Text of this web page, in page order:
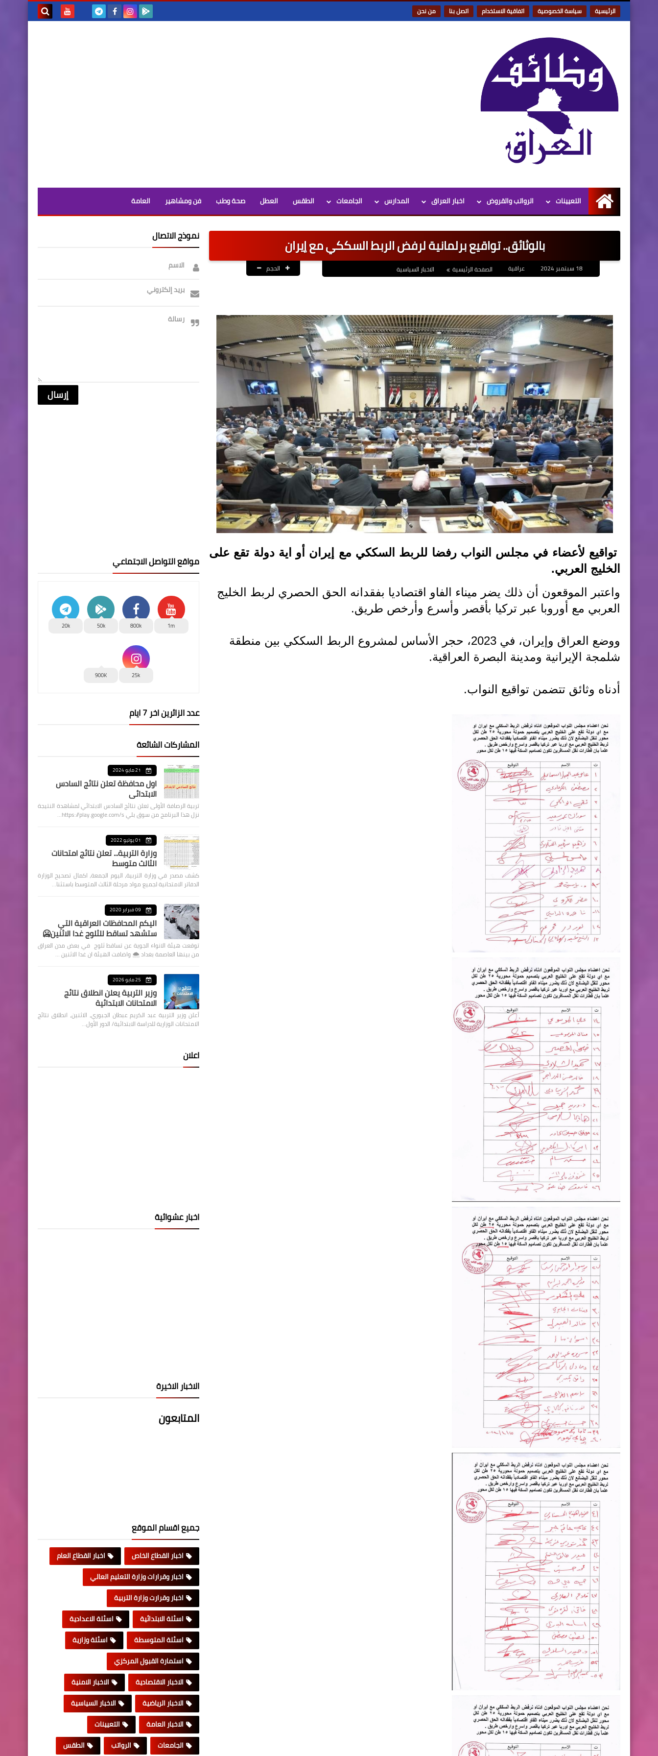
الرئيسية سياسة الخصوصية اتفاقية الاستخدام اتصل بنا من نحن
الرئيسية
التعيينات الرواتب والقروض اخبار العراق المدارس الجامعات الطقس العطل صحة وطب فن ومشاهير العامة
بالوثائق.. تواقيع برلمانية لرفض الربط السككي مع إيران
عراقية الصفحة الرئيسية الاخبار السياسية الحجم
تواقيع لأعضاء في مجلس النواب رفضا للربط السككي مع إيران أو اية دولة تقع على
الخليج العربي.
واعتبر الموقعون أن ذلك يضر ميناء الفاو اقتصاديا بفقدانه الحق الحصري لربط الخليج
العربي مع أوروبا عبر تركيا بأقصر وأسرع وأرخص طريق.
ووضع العراق وإيران، في 2023، حجر الأساس لمشروع الربط السككي بين منطقة
شلمجة الإيرانية ومدينة البصرة العراقية.
أدناه وثائق تتضمن تواقيع النواب.
نموذج الاتصال
الاسم
بريد إلكتروني
رسالة
مواقع التواصل الاجتماعي
1m
800k
50k
20k
25k
900K
عدد الزائرين اخر 7 ايام
المشاركات الشائعة
21 مايو 2024
اول محافظة تعلن نتائج السادس
الابتدائي
تربية الرصافة الأولى تعلن نتائج السادس الابتدائي لمشاهدة النتيجة
نزل هذا البرنامج من سوق بلي https://play.google.com/s…
01 يوليو 2022
وزارة التربية... تعلن نتائج امتحانات
الثالث متوسط
كشف مصدر في وزارة التربية، اليوم الجمعة، اكمال تصحيح الوزارة
الدفاتر الامتحانية لجميع مواد مرحلة الثالث المتوسط باستثنا…
09 فبراير 2020
اليكم المحافظات العراقية التي
ستشهد تساقط للثلوج غدا الاثنين🥶
توقعت هيئة الانواء الجوية عن تساقط ثلوج في بعض مدن العراق
من بينها العاصمة بغداد ⁦🌨️⁩ واضافت الهيئة ان غدا الاثنين …
25 مايو 2026
وزير التربية يعلن انطلاق نتائج
الامتحانات الابتدائية
أعلن وزير التربية عبد الكريم عبطان الجبوري، الاثنين، انطلاق نتائج
الامتحانات الوزارية للدراسة الابتدائية/ الدور الأول…
اعلان
اخبار عشوائية
الاخبار الاخيرة
المتابعون
جميع اقسام الموقع
اخبار القطاع الخاص
اخبار القطاع العام
اخبار وقرارات وزارة التعليم العالي
اخبار وقرارت وزارة التربية
اسئلة الابتدائية
اسئلة الاعدادية
اسئلة المتوسطة
اسئلة وزارية
استمارة القبول المركزي
الاخبار الاقتصادية
الاخبار الامنية
الاخبار الرياضية
الاخبار السياسية
الاخبار العامة
التعيينات
الجامعات
الرواتب الطقس